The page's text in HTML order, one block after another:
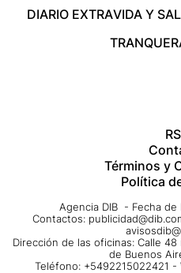
DIARIO EXTRAVIDA Y
Términos y
Política
Agencia DIB - Fecha de
Contactos:
Dirección de las oficinas: Calle
de Buenos
Teléfono: +5492215022421 -